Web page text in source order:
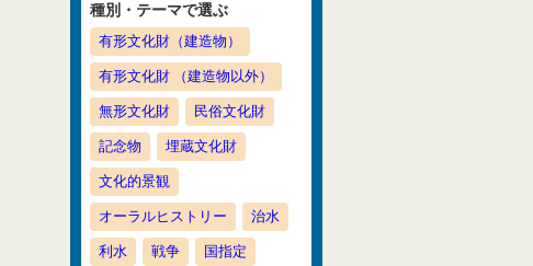
種別・テーマで選ぶ
有形文化財（建造物）
有形文化財 （建造物以外）
無形文化財 民俗文化財
記念物 埋蔵文化財
文化的景観
オーラルヒストリー 治水
利水 戦争 国指定